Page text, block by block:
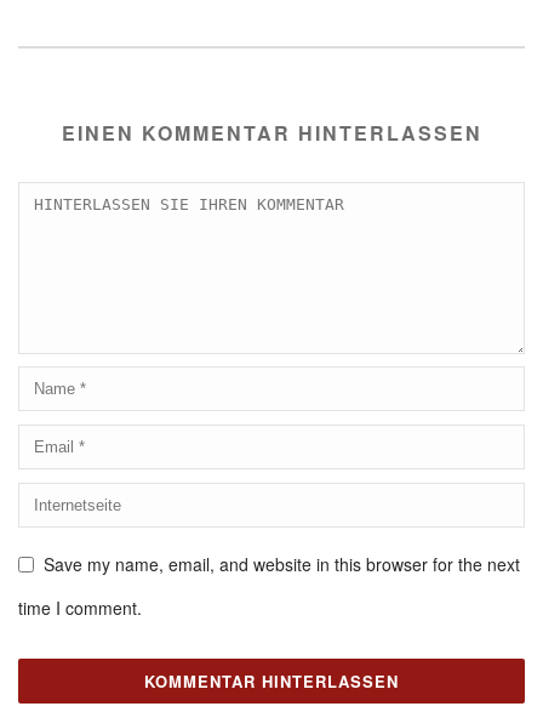
EINEN KOMMENTAR HINTERLASSEN
Save my name, email, and website in this browser for the next
time I comment.